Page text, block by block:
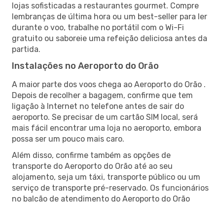
lojas sofisticadas a restaurantes gourmet. Compre
lembranças de última hora ou um best-seller para ler
durante o voo, trabalhe no portátil com o Wi-Fi
gratuito ou saboreie uma refeição deliciosa antes da
partida.
Instalações no Aeroporto do Orão
A maior parte dos voos chega ao Aeroporto do Orão .
Depois de recolher a bagagem, confirme que tem
ligação à Internet no telefone antes de sair do
aeroporto. Se precisar de um cartão SIM local, será
mais fácil encontrar uma loja no aeroporto, embora
possa ser um pouco mais caro.
Além disso, confirme também as opções de
transporte do Aeroporto do Orão até ao seu
alojamento, seja um táxi, transporte público ou um
serviço de transporte pré-reservado. Os funcionários
no balcão de atendimento do Aeroporto do Orão